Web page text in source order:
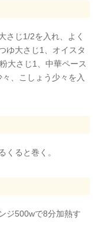
さじ1/2を入れ、よく
ゆ大さじ1、オイスタ
大さじ1、中華ペース
、こしょう少々を入
くると巻く。
ジ500wで8分加熱す